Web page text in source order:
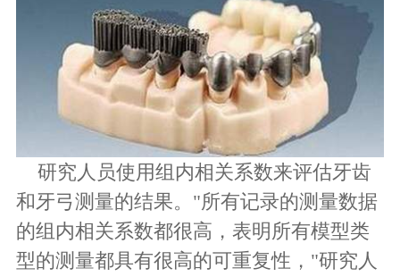
研究人员使用组内相关系数来评估牙齿
和牙弓测量的结果。"所有记录的测量数据
的组内相关系数都很高，表明所有模型类
型的测量都具有很高的可重复性，"研究人